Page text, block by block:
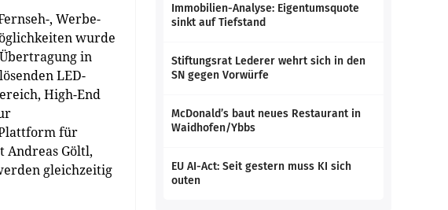
, Werbe-
wurde
in
LED-
High-End
für
Göltl,
gleichzeitig
Immobilien-Analyse: Eigentumsquote
sinkt auf Tiefstand
Stiftungsrat Lederer wehrt sich in den
SN gegen Vorwürfe
McDonald’s baut neues Restaurant in
Waidhofen/Ybbs
EU AI-Act: Seit gestern muss KI sich
outen